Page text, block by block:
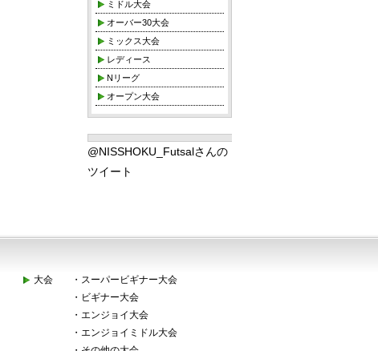
ミドル大会
オーバー30大会
ミックス大会
レディース
Nリーグ
オープン大会
@NISSHOKU_Futsalさんの
ツイート
大会 ・ スーパービギナー大会
・ ビギナー大会
・ エンジョイ大会
・ エンジョイミドル大会